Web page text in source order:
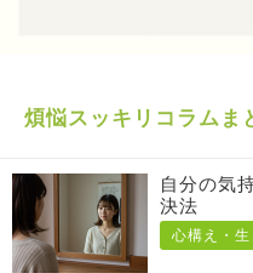
煩悩スッキリコラムま
自分の気
決法
心構え・